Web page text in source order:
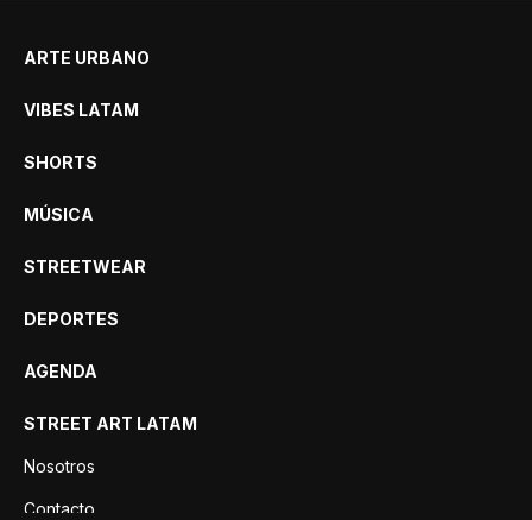
ARTE URBANO
VIBES LATAM
SHORTS
MÚSICA
STREETWEAR
DEPORTES
AGENDA
STREET ART LATAM
Nosotros
Contacto